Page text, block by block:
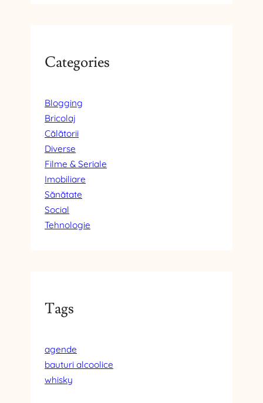
Categories
Blogging
Bricolaj
Călătorii
Diverse
Filme & Seriale
Imobiliare
Sănătate
Social
Tehnologie
Tags
agende
bauturi alcoolice
whisky